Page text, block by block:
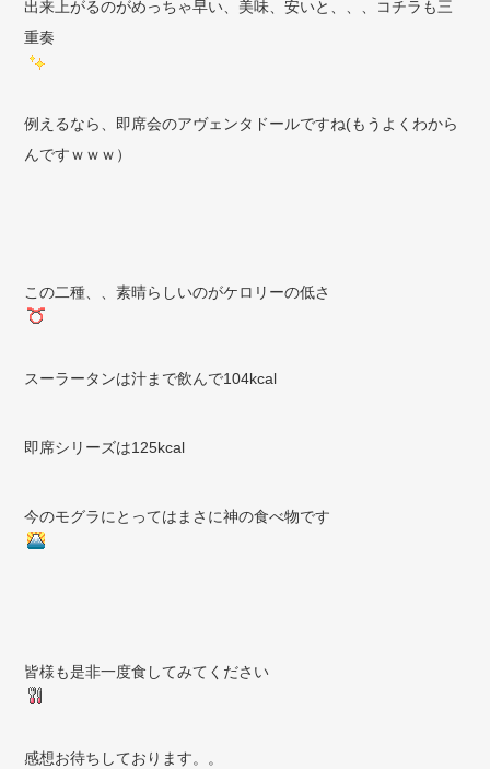
出来上がるのがめっちゃ早い、美味、安いと、、、コチラも三
重奏
例えるなら、即席会のアヴェンタドールですね(もうよくわから
んですｗｗｗ）
この二種、、素晴らしいのがケロリーの低さ
スーラータンは汁まで飲んで104kcal
即席シリーズは125kcal
今のモグラにとってはまさに神の食べ物です
皆様も是非一度食してみてください
感想お待ちしております。。